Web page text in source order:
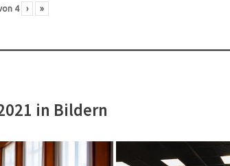
4 › »
in Bildern